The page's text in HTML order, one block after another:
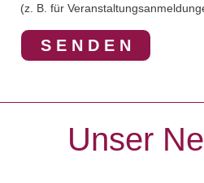
(z. B. für
S E N D E N
Unser